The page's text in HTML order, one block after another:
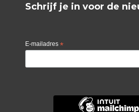
Schrijf je in voor de
E-mailadres *